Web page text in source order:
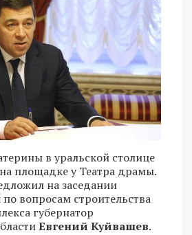
в уральской столице
площадке у Театра драмы.
на заседании
вопросам строительства
губернатор
Евгений Куйвашев.